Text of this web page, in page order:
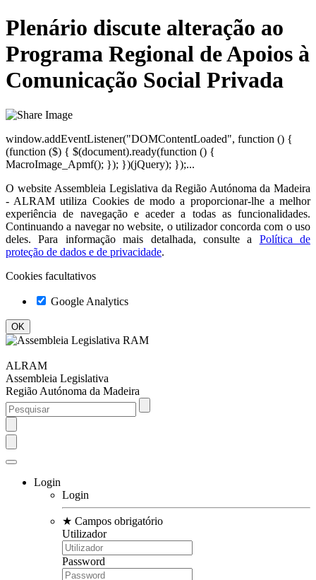
Plenário discute alteração ao
Programa Regional de Apoios à
Comunicação Social Privada
window.addEventListener("DOMContentLoaded", function () {
(function ($) { $(document).ready(function () {
MacroImage_Apmf(); }); })(jQuery); });...
O website Assembleia Legislativa da Região Autónoma da Madeira
- ALRAM utiliza Cookies de modo a proporcionar-lhe a melhor
experiência de navegação e aceder a todas as funcionalidades.
Continuando a navegar no website, o utilizador concorda com o uso
deles. Para informação mais detalhada, consulte a
Política de
proteção de dados e de privacidade.
Cookies facultativos
Google Analytics
ALRAM
Assembleia Legislativa
Região Autónoma da Madeira
Login
Login
★ Campos obrigatório
Utilizador
Password